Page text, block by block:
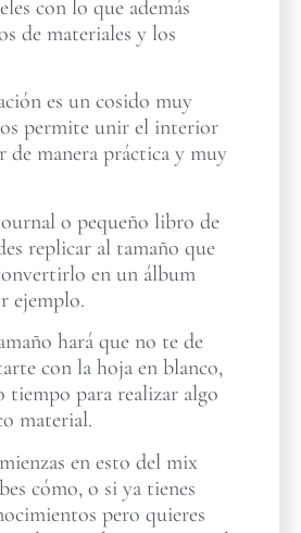
con lo que además
de materiales y los
es un cosido muy
permite unir el interior
de manera práctica y muy
o pequeño libro de
replicar al tamaño que
en un álbum
ejemplo.
hará que no te de
con la hoja en blanco,
tiempo para realizar algo
material.
en esto del mix
cómo, o si ya tienes
pero quieres